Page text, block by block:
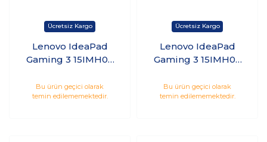
Lenovo IdeaPad
Gaming 3 15IMH05
10300H 16GB 512GB
SSD 4GB GTX1650
Bu ürün geçici olarak
temin edilememektedir.
Lenovo IdeaPad
Gaming 3 15IMH05
10300H 16GB 512GB
SSD 4GB GTX1650
Bu ürün geçici olarak
temin edilememektedir.